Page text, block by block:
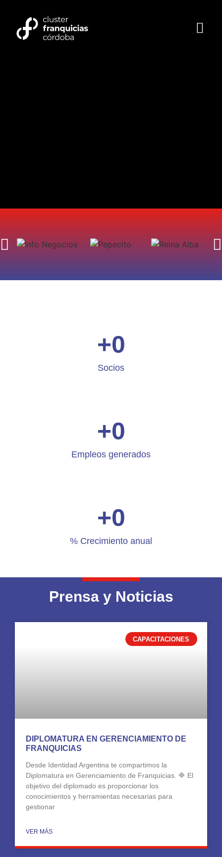
Nos aliamos para
Socios
+0
Empleos generados
+0
% Crecimiento anual
+0
Prensa y Noticias
CAPACITACIONES
DIPLOMATURA EN GERENCIAMIENTO DE
FRANQUICIAS
Desde Identidad Argentina te compartimos la
Diplomatura en Gerenciamiento de Franquicias. 🔷 El
objetivo del diplomado es proporcionar los
conocimientos y herramientas necesarias para
gestionar
VER MÁS